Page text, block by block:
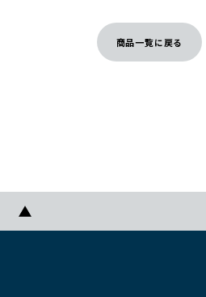
商品一覧に戻る